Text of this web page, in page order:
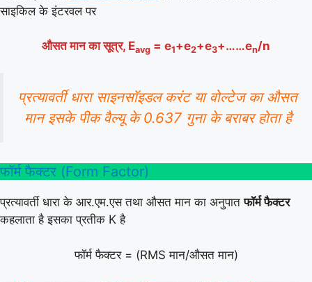
साइकिल के इंटरवल पर
औसत मान कासूत्र, Eavg = e1+e2+e3+……en/n
प्रत्यावर्ती धारा साइनसॉइडल करंट या वोल्टेज का औसत
मान इसके पीक वैल्यू के 0.637 गुना के बराबर होता है
फॉर्म फैक्टर (Form Factor)
प्रत्यावर्ती धारा के आर.एम.एस तथा औसत मान का अनुपातफॉर्म फैक्टर
कहलाता है इसका प्रतीक K है
फॉर्म फैक्टर = (RMS मान/औसत मान)